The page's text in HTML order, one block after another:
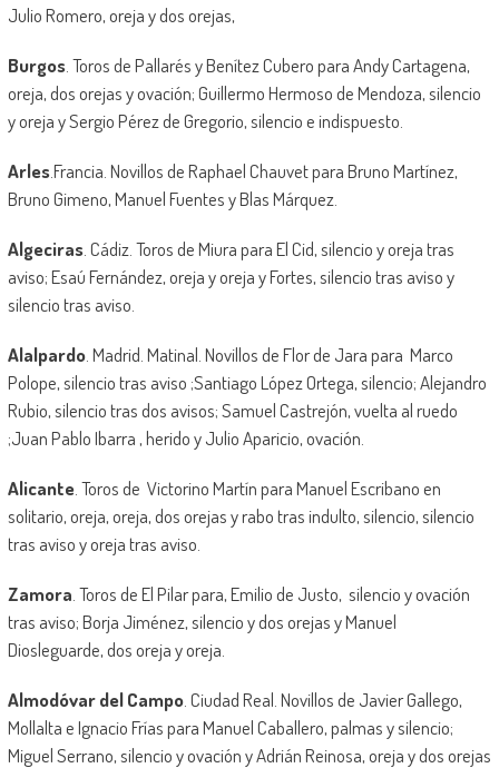
Julio Romero, oreja y dos orejas,
Burgos. Toros de Pallarés y Benítez Cubero para Andy Cartagena,
oreja, dos orejas y ovación; Guillermo Hermoso de Mendoza, silencio
y oreja y Sergio Pérez de Gregorio, silencio e indispuesto.
Arles.Francia. Novillos de Raphael Chauvet para Bruno Martínez,
Bruno Gimeno, Manuel Fuentes y Blas Márquez.
Algeciras. Cádiz. Toros de Miura para El Cid, silencio y oreja tras
aviso; Esaú Fernández, oreja y oreja y Fortes, silencio tras aviso y
silencio tras aviso.
Alalpardo. Madrid. Matinal. Novillos de Flor de Jara para Marco
Polope, silencio tras aviso ;Santiago López Ortega, silencio; Alejandro
Rubio, silencio tras dos avisos; Samuel Castrejón, vuelta al ruedo
;Juan Pablo Ibarra , herido y Julio Aparicio, ovación.
Alicante. Toros de Victorino Martín para Manuel Escribano en
solitario, oreja, oreja, dos orejas y rabo tras indulto, silencio, silencio
tras aviso y oreja tras aviso.
Zamora . Toros de El Pilar para, Emilio de Justo, silencio y ovación
tras aviso; Borja Jiménez, silencio y dos orejas y Manuel
Diosleguarde, dos oreja y oreja.
Almodóvar del Campo. Ciudad Real. Novillos de Javier Gallego,
Mollalta e Ignacio Frías para Manuel Caballero, palmas y silencio;
Miguel Serrano, silencio y ovación y Adrián Reinosa, oreja y dos orejas